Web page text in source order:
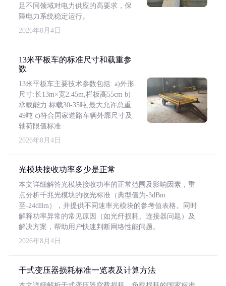
足不同领域对电力供应的高要求，保
障电力系统稳定运行。
2026年8月4日
13米平板车的标准尺寸和载重参
数
13米平板车主要技术参数包括: a)外形
尺寸:长13m×宽2.45m,栏板高55cm b)
承载能力:标载30-35吨,最大允许总重
49吨 c)符合国家道路车辆外廓尺寸及
轴荷限值标准
2026年8月4日
光模块接收功率多少是正常
本文详细解答光模块接收功率的正常范围及影响因素，重
点分析千兆光模块的收光标准（典型值为-3dBm
至-24dBm），并提供不同速率光模块的参考值表格。同时
解释功率异常的常见原因（如光纤损耗、连接器问题）及
解决方案，帮助用户快速判断网络性能问题。
2026年8月4日
干式变压器损耗标准一览表及计算方法